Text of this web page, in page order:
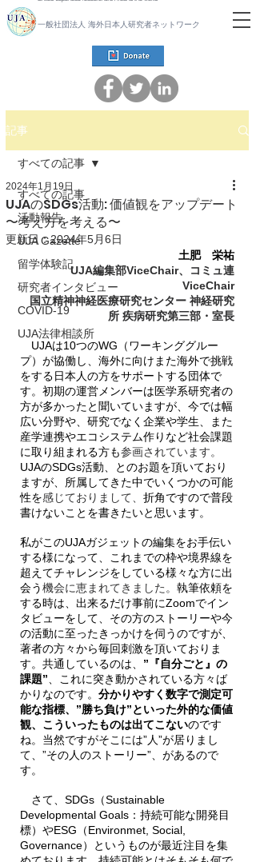
一般社団法人 海外日本人研究者ネットワーク
記事
すべての記事
活動報告
UJA Gazette
留学体験記
研究者インタビュー
COVID-19
UJA法律相談所
すべての記事
UJAのSDGs活動: 価値観をアップデート
〜考え方を考える〜
2024年1月19日
更新日：2024年5月6日
土肥　栄祐
UJA編集部ViceChair、コミュ連
ViceChair
国立精神神経医療研究センター 神経研究
所 疾病研究第三部・室長
UJAは10つのWG（ワーキンググルー
プ）が協働し、海外に向けまた海外で挑戦
をする日本人の方をサポートする団体で
す。初期の運営メンバーは医学系研究者の
方が多かったと聞いていますが、今では幅
広い分野や、研究でなく企業や学生、また
産学連携やエコシステム作りなど社会課題
に取り組まれる方も参画されています。
UJAのSDGs活動、とのお題を頂いており
ますが、所属してきた中でいくつかの可能
性を感じておりまして、 折角ですので普段
書けないことを書きたいと思います。
私がこのUJAガジェットの編集をお手伝い
する様になって、これまでの枠や境界線を
超えてチャレンジをしている様々な方に出
会う機会に恵まれてきました。 執筆依頼を
する時は、出来るだけ事前にZoomでイン
タビューをして、その方のストーリーや今
の活動に至ったきっかけを伺うのですが、
著者の方々から毎回刺激を頂いておりま
す。共通しているのは、 ”『自分ごと』の
課題” 、これに突き動かされている方々ば
かりなのです。 分かりやすく数字で測定可
能な指標、”勝ち負け”といった外的な価値
観、こういったものは出てこないのです
ね。当然ですがそこには”人”が居りまし
て、”その人のストーリー”、があるので
す。
さて、SDGs（Sustainable
Developmental Goals：持続可能な開発目
標）やESG（Environmet, Social,
Governance）というものが最近注目を集